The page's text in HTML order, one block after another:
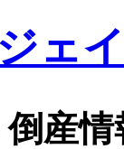
産